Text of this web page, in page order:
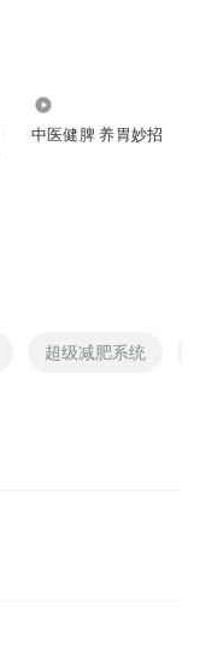
中医健脾 养胃妙招
超级减肥系统